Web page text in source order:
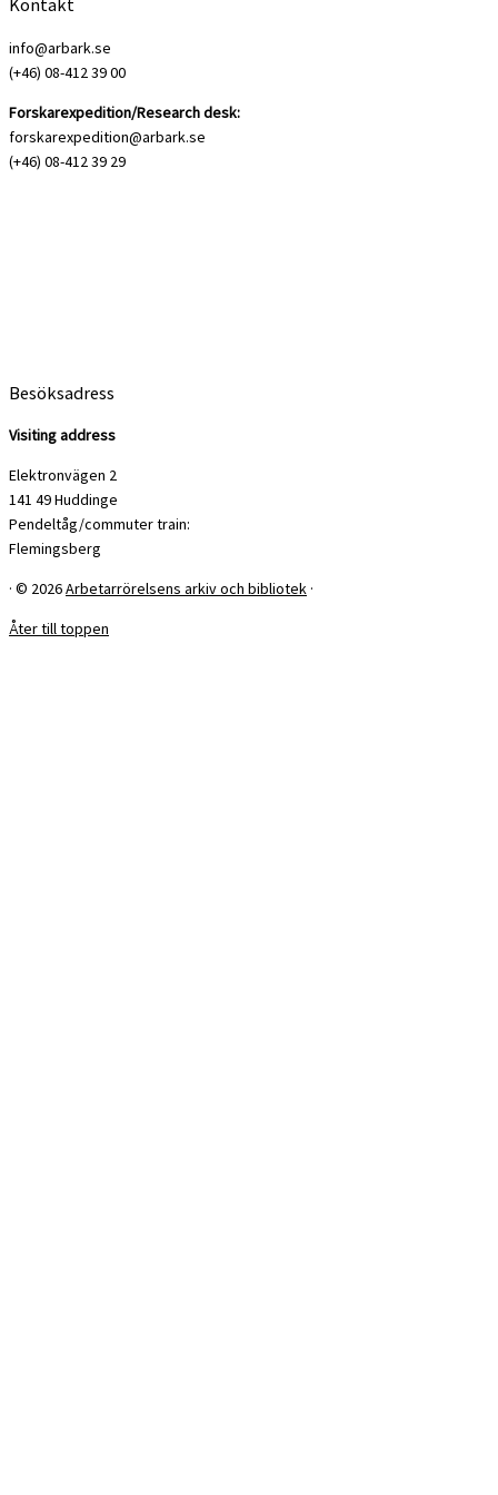
Kontakt
info@arbark.se
(+46) 08-412 39 00
Forskarexpedition/Research desk:
forskarexpedition@arbark.se
(+46) 08-412 39 29
Besöksadress
Visiting address
Elektronvägen 2
141 49 Huddinge
Pendeltåg/commuter train:
Flemingsberg
· © 2026Arbetarrörelsens arkiv och bibliotek ·
Åter till toppen